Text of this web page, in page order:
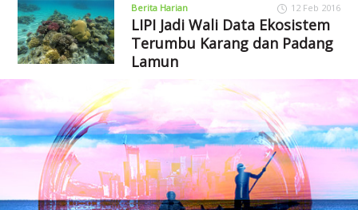
Berita Harian 12 Feb 2016
LIPI Jadi Wali Data Ekosistem
Terumbu Karang dan Padang
Lamun